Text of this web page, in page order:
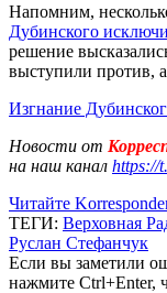
Напомним,
Дубинского
решение
выступили против,
Изгнание
Новости от
на наш канал https://
Читайте
ТЕГИ: Верховная
Руслан Стефанчук
Если вы заметили
нажмите Ctrl+Enter,